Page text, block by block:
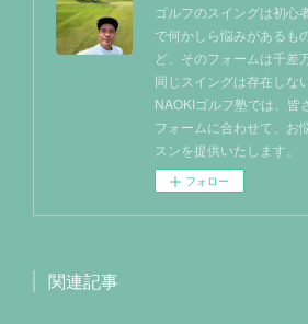
ゴルフのスイングは初心
で何かしら悩みがあるも
ど、そのフォームは千差
同じスイングは存在しな
NAOKIゴルフ塾では、皆
フォームに合わせて、お
スンを提供いたします。
フォロー
関連記事